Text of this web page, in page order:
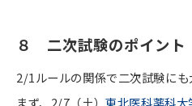
８　二次試験のポイント
2/1 ルールの関係で二次試験にも
まず、 2/7 （土）東北医科薬科大